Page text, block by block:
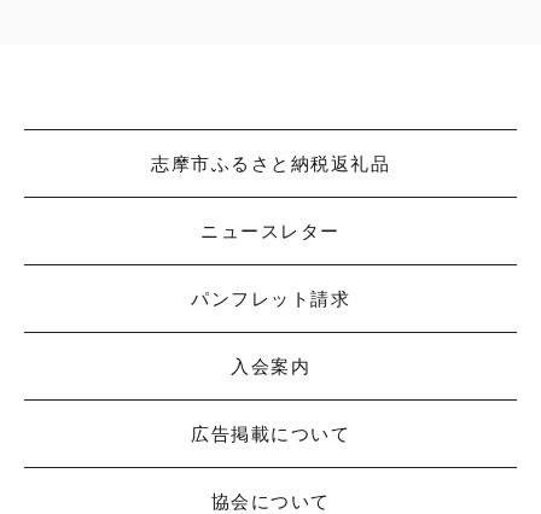
志摩市ふるさと納税返礼品
ニュースレター
パンフレット請求
入会案内
広告掲載について
協会について